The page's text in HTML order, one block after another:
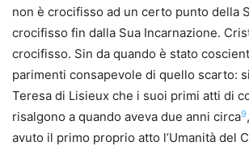
non è crocifisso ad un certo punto della
crocifisso fin dalla Sua Incarnazione.
crocifisso. Sin da quando è stato
parimenti consapevole di quello scarto:
Teresa di Lisieux che i suoi primi atti di
risalgono a quando aveva due anni circa9
avuto il primo proprio atto l’Umanità del